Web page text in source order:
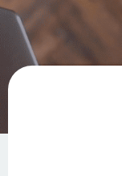
El
es